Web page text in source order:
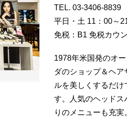
TEL. 03-3406-8839
平日・土 11：00～
免税：B1 免税カウ
1978年米国発のオ
ダのショップ＆ヘ
ルを美しくするだ
す。人気のヘッドス
りのメニューも充実